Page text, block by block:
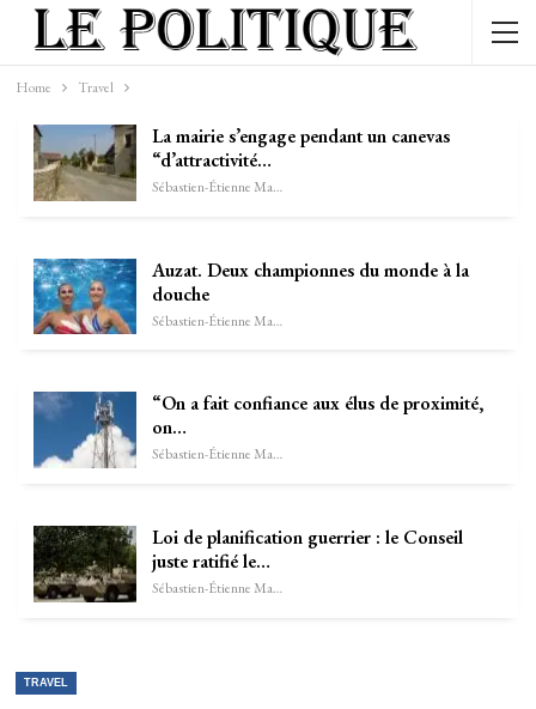
Home Travel
La mairie s’engage pendant un canevas
“d’attractivité…
Sébastien-Étienne Marechal
Auzat. Deux championnes du monde à la
douche
Sébastien-Étienne Marechal
“On a fait confiance aux élus de proximité,
on…
Sébastien-Étienne Marechal
Loi de planification guerrier : le Conseil
juste ratifié le…
Sébastien-Étienne Marechal
TRAVEL